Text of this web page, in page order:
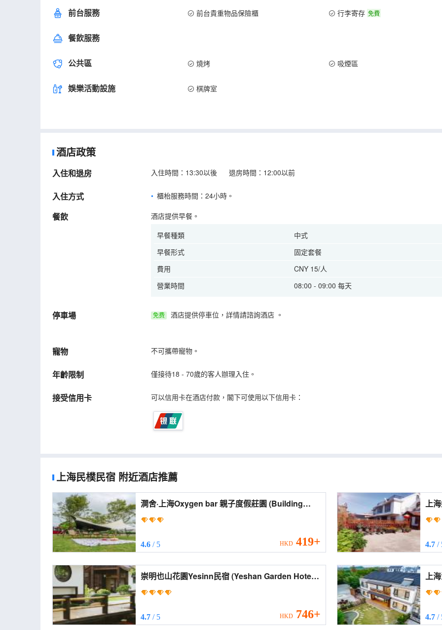
前台服務 前台貴重物品保險櫃 行李寄存 免費
餐飲服務
公共區 燒烤 吸煙區
娛樂活動設施 棋牌室
酒店政策
入住和退房 入住時間：13:30以後 退房時間：12:00以前
入住方式 櫃枱服務時間：24小時。
餐飲
酒店提供早餐。
早餐種類
中式
早餐形式
固定套餐
費用
CNY 15/人
營業時間
08:00 - 09:00 每天
停車場 免费 酒店提供停車位，詳情請諮詢酒店 。
寵物 不可攜帶寵物。
年齡限制 僅接待18 - 70歲的客人辦理入住。
接受信用卡 可以信用卡在酒店付款，閣下可使用以下信用卡：
上海民樸民宿 附近酒店推薦
澗舍·上海Oxygen bar 親子度假莊園 (Building
Manor)
4.6 / 5 HKD 419+ 4.7/
崇明也山花園Yesinn民宿 (Yeshan Garden Hotel
(Chongming Forest Park))
4.7 / 5 HKD 746+
上海
4.7/